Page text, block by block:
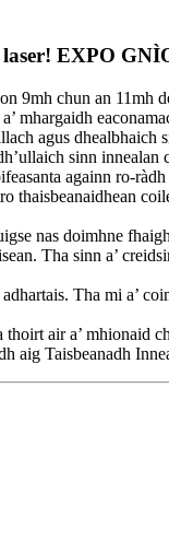
laser! EXPO
9mh chun an
mhargaidh
agus
sinn
againn ro-
thaisbeanaidhean
nas doimhne
Tha sinn a’
Tha mi
air a’
aig Taisbeanadh